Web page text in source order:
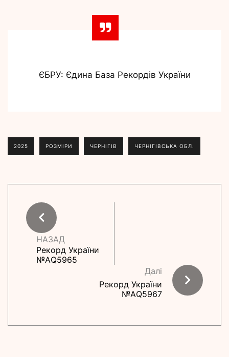
ЄБРУ: Єдина База Рекордів України
2025 РОЗМІРИ ЧЕРНІГІВ ЧЕРНІГІВСЬКА ОБЛ.
НАЗАД
Рекорд України
№АQ5965
Далі
Рекорд України
№АQ5967